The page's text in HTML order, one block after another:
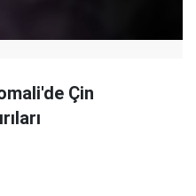
Çin